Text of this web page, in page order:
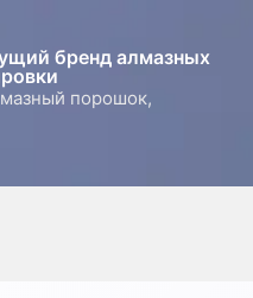
бренд алмазных
порошок,